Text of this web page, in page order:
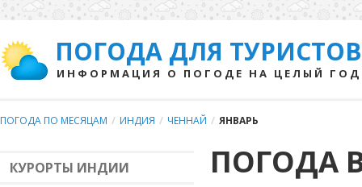
ПОГОДА ДЛЯ ТУРИСТОВ
ИНФОРМАЦИЯ О ПОГОДЕ НА ЦЕЛЫЙ ГОД
ПОГОДА ПО МЕСЯЦАМ / ИНДИЯ / ЧЕННАЙ / ЯНВАРЬ
КУРОРТЫ ИНДИИ ПОГОДА